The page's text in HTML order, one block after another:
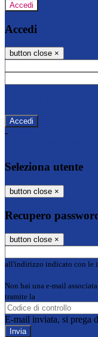
Accedi
Accedi
button close ×
-
Seleziona utente
button close ×
Recupero
button close ×
all'indirizzo indicato con le
Non hai una e-mail
tramite la
E-mail inviata, si prega